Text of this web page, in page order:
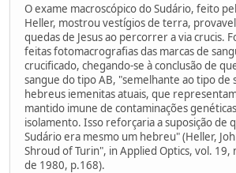
O exame macroscópico do Sudário, feito
Heller, mostrou vestígios de terra,
quedas de Jesus ao percorrer a via crucis.
feitas fotomacrografias das marcas de
crucificado, chegando-se à conclusão de
sangue do tipo AB, "semelhante ao tipo de
hebreus iemenitas atuais, que
mantido imune de contaminações
isolamento. Isso reforçaria a suposição de
Sudário era mesmo um hebreu" (Heller,
Shroud of Turin", in Applied Optics, vol. 19,
de 1980, p.168).